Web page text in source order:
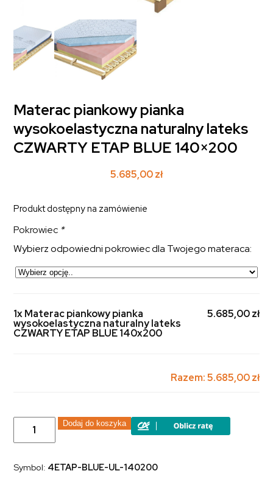
Materac piankowy pianka
wysokoelastyczna naturalny lateks
CZWARTY ETAP BLUE 140×200
5.685,00zł
Produkt dostępny na zamówienie
Pokrowiec *
Wybierz odpowiedni pokrowiec dla Twojego materaca:
1x Materac piankowy pianka
wysokoelastyczna naturalny lateks
CZWARTY ETAP BLUE 140x200
5.685,00 zł
Razem:5.685,00 zł
ilość
Materac
piankowy
naturalny
Dodaj do koszyka
Symbol: 4ETAP-BLUE-UL-140200